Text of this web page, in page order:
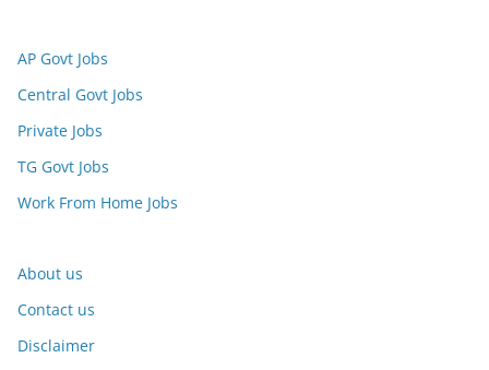
AP Govt Jobs
Central Govt Jobs
Private Jobs
TG Govt Jobs
Work From Home Jobs
About us
Contact us
Disclaimer